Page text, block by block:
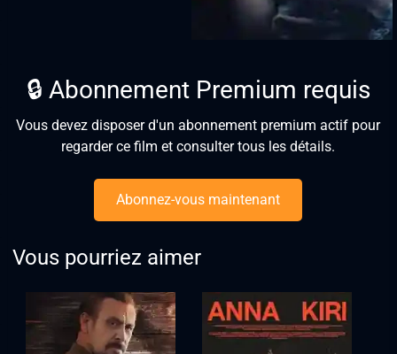
🔒 Abonnement Premium requis
Vous devez disposer d'un abonnement premium actif pour
regarder ce film et consulter tous les détails.
Abonnez-vous maintenant
Vous pourriez aimer